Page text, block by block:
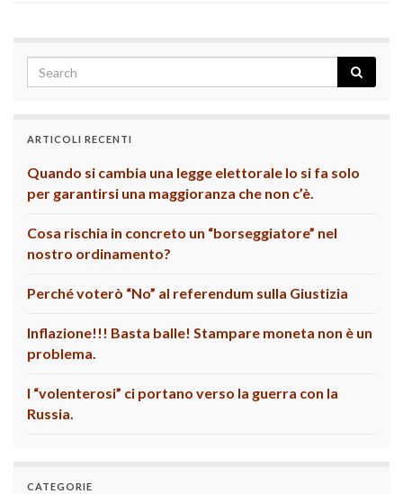
ARTICOLI RECENTI
Quando si cambia una legge elettorale lo si fa solo
per garantirsi una maggioranza che non c’è.
Cosa rischia in concreto un “borseggiatore” nel
nostro ordinamento?
Perché voterò “No” al referendum sulla Giustizia
Inflazione!!! Basta balle! Stampare moneta non è un
problema.
I “volenterosi” ci portano verso la guerra con la
Russia.
CATEGORIE